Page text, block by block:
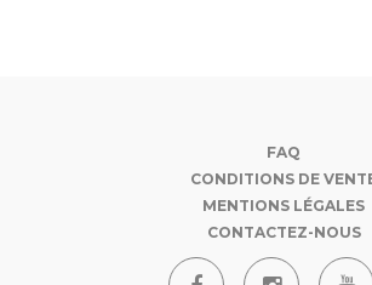
FAQ
CONDITIONS DE
MENTIONS LÉGALES
CONTACTEZ-NOUS